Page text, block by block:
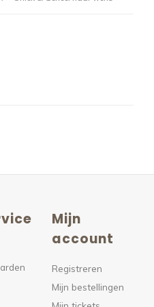
Mijn
account
Registreren
Mijn bestellingen